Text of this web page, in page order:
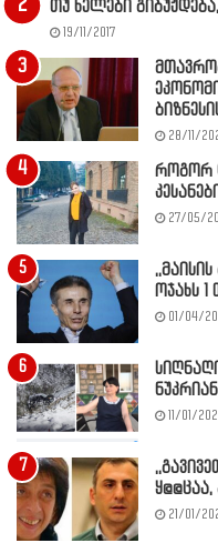
თუ ხელები
19/11/2017
28/11/
როგორ
27/05/
ოჯახს
01/04/
11/01/
21/01/